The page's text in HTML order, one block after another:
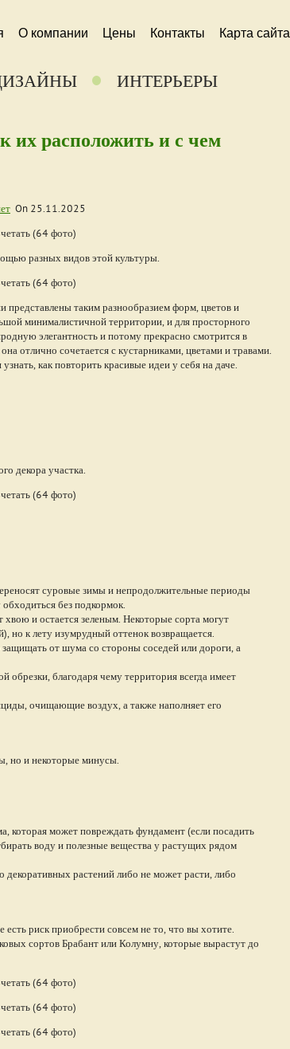
О компании Цены Контакты Карта сайта
ИНТЕРЬЕРЫ
их расположить и с чем
On 25.11.2025
разных видов этой культуры.
представлены таким разнообразием форм, цветов и
минималистичной территории, и для просторного
элегантность и потому прекрасно смотрится в
отлично сочетается с кустарниками, цветами и травами.
как повторить красивые идеи у себя на даче.
декора участка.
суровые зимы и непродолжительные периоды
без подкормок.
и остается зеленым. Некоторые сорта могут
но к лету изумрудный оттенок возвращается.
от шума со стороны соседей или дороги, а
обрезки, благодаря чему территория всегда имеет
очищающие воздух, а также наполняет его
но и некоторые минусы.
которая может повреждать фундамент (если посадить
воду и полезные вещества у растущих рядом
растений либо не может расти, либо
риск приобрести совсем не то, что вы хотите.
сортов Брабант или Колумну, которые вырастут до